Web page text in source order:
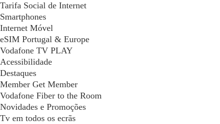
Tarifa Social de Internet
Smartphones
Internet Móvel
eSIM Portugal & Europe
Vodafone TV PLAY
Acessibilidade
Destaques
Member Get Member
Vodafone Fiber to the Room
Novidades e Promoções
Tv em todos os ecrãs